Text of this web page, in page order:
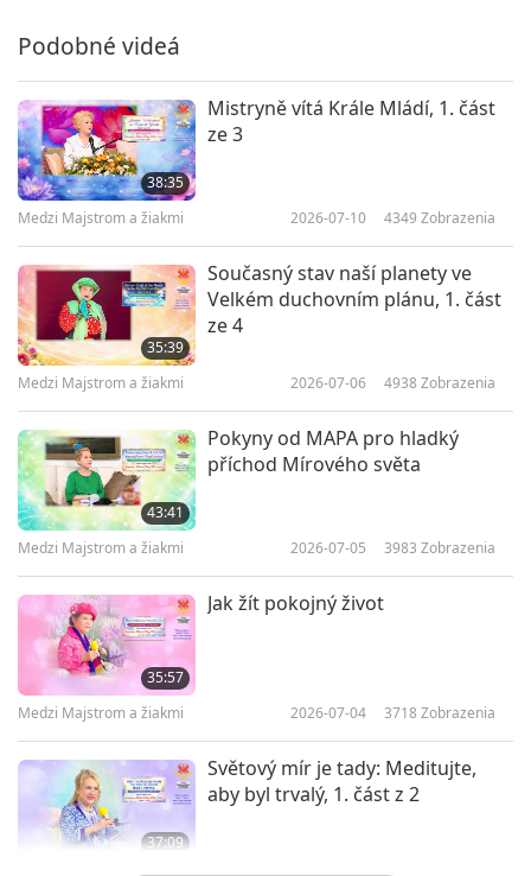
Podobné videá
38:35
Mistryně vítá Krále Mládí, 1. část
ze 3
Medzi Majstrom a žiakmi 2026-07-10 4349 Zobrazenia
35:39
Současný stav naší planety ve
Velkém duchovním plánu, 1. část
ze 4
Medzi Majstrom a žiakmi 2026-07-06 4938 Zobrazenia
43:41
Pokyny od MAPA pro hladký
příchod Mírového světa
Medzi Majstrom a žiakmi 2026-07-05 3983 Zobrazenia
35:57
Jak žít pokojný život
Medzi Majstrom a žiakmi 2026-07-04 3718 Zobrazenia
37:09
Světový mír je tady: Meditujte,
aby byl trvalý, 1. část z 2